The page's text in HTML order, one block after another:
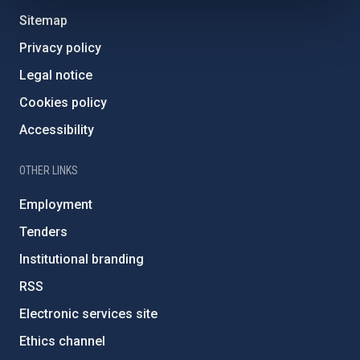
Sitemap
Privacy policy
Legal notice
Cookies policy
Accessibility
OTHER LINKS
Employment
Tenders
Institutional branding
RSS
Electronic services site
Ethics channel